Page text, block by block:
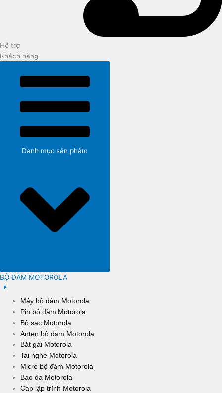
Hỗ trợ
Khách hàng
BỘ ĐÀM MOTOROLA
Máy bộ đàm Motorola
Pin bộ đàm Motorola
Bộ sạc Motorola
Anten bộ đàm Motorola
Bát gài Motorola
Tai nghe Motorola
Micro bộ đàm Motorola
Bao da Motorola
Cáp lập trình Motorola